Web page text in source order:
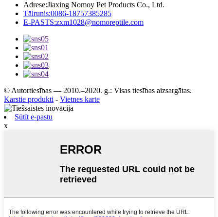
Adrese:Jiaxing Nomoy Pet Products Co., Ltd.
Tālrunis:0086-18757385285
E-PASTS:zxm1028@nomoreptile.com
© Autortiesības — 2010.–2020. g.: Visas tiesības aizsargātas.
Karstie produkti - Vietnes karte
Sūtīt e-pastu
x